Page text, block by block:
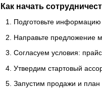
Как начать
Подготовьте
Направьте предложение
Согласуем условия:
Утвердим стартовый
Запустим продажи и план